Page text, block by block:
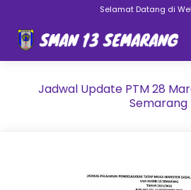
Selamat Datang di
Jadwal Update PTM 28
Semarang